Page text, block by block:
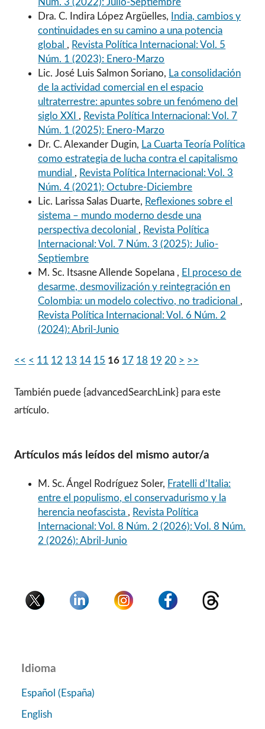
Núm. 3 (2022): Julio-Septiembre
Dra. C. Indira López Argüelles,
India, cambios y
continuidades en su camino a una potencia
global , Revista Política Internacional: Vol. 5
Núm. 1 (2023): Enero-Marzo
Lic. José Luis Salmon Soriano, La consolidación
de la actividad comercial en el espacio
ultraterrestre: apuntes sobre un fenómeno del
siglo XXI , Revista Política Internacional: Vol. 7
Núm. 1 (2025): Enero-Marzo
Dr. C. Alexander Dugin, La Cuarta Teoría Política
como estrategia de lucha contra el capitalismo
mundial , Revista Política Internacional: Vol. 3
Núm. 4 (2021): Octubre-Diciembre
Lic. Larissa Salas Duarte, Reflexiones sobre el
sistema – mundo moderno desde una
perspectiva decolonial , Revista Política
Internacional: Vol. 7 Núm. 3 (2025): Julio-
Septiembre
M. Sc. Itsasne Allende Sopelana , El proceso de
desarme, desmovilización y reintegración en
Colombia: un modelo colectivo, no tradicional ,
Revista Política Internacional: Vol. 6 Núm. 2
(2024): Abril-Junio
<< < 11 12 13 14 15 16 17 18 19 20 > >>
También puede {advancedSearchLink} para este
artículo.
Artículos más leídos del mismo autor/a
M. Sc. Ángel Rodríguez Soler, Fratelli d’Italia:
entre el populismo, el conservadurismo y la
herencia neofascista , Revista Política
Internacional: Vol. 8 Núm. 2 (2026): Vol. 8 Núm.
2 (2026): Abril-Junio
Idioma
Español (España)
English